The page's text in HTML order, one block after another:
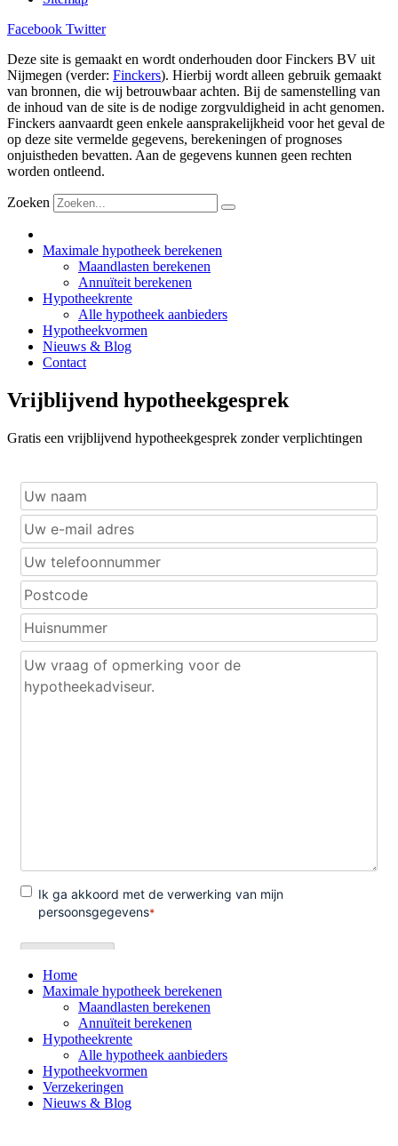
Facebook Twitter
Deze site is gemaakt en wordt onderhouden door Finckers BV uit
Nijmegen (verder: Finckers). Hierbij wordt alleen gebruik gemaakt
van bronnen, die wij betrouwbaar achten. Bij de samenstelling van
de inhoud van de site is de nodige zorgvuldigheid in acht genomen.
Finckers aanvaardt geen enkele aansprakelijkheid voor het geval de
op deze site vermelde gegevens, berekeningen of prognoses
onjuistheden bevatten. Aan de gegevens kunnen geen rechten
worden ontleend.
Zoeken
Maximale hypotheek berekenen
Maandlasten berekenen
Annuïteit berekenen
Hypotheekrente
Alle hypotheek aanbieders
Hypotheekvormen
Nieuws & Blog
Contact
Vrijblijvend hypotheekgesprek
Gratis een vrijblijvend hypotheekgesprek zonder verplichtingen
Home
Maximale hypotheek berekenen
Maandlasten berekenen
Annuïteit berekenen
Hypotheekrente
Alle hypotheek aanbieders
Hypotheekvormen
Verzekeringen
Nieuws & Blog